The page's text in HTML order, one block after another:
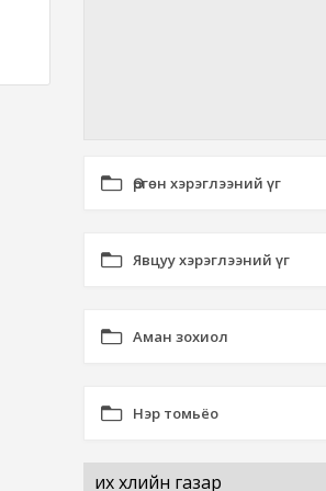
Өргөн хэрэглээний үг
Явцуу хэрэглээний үг
Аман зохиол
Нэр томьёо
их хөлийн газар